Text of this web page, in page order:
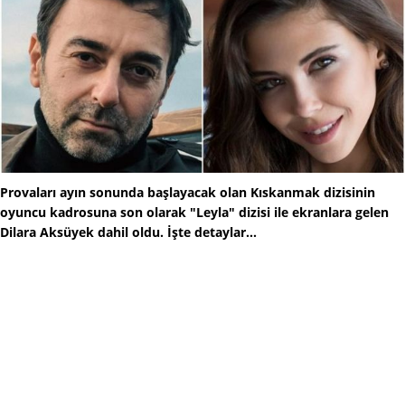
Provaları ayın sonunda başlayacak olan Kıskanmak dizisinin
oyuncu kadrosuna son olarak "Leyla" dizisi ile ekranlara gelen
Dilara Aksüyek dahil oldu. İşte detaylar...